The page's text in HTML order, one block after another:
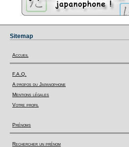
Sitemap
Accueil
F.A.Q.
A propos du Japanophone
Mentions légales
Votre profil
Prénoms
Rechercher un prénom